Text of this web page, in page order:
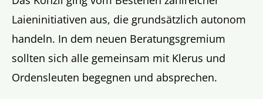
Laieninitiativen aus, die grundsätzlich autonom
handeln. In dem neuen Beratungsgremium
sollten sich alle gemeinsam mit Klerus und
Ordensleuten begegnen und absprechen.